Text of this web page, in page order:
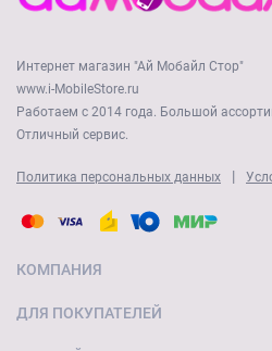
Интернет магазин "Ай Мобайл Стор"
www.i-MobileStore.ru
Работаем с 2014 года. Большой
Отличный сервис.
Политика персональных данных |
КОМПАНИЯ
ДЛЯ ПОКУПАТЕЛЕЙ